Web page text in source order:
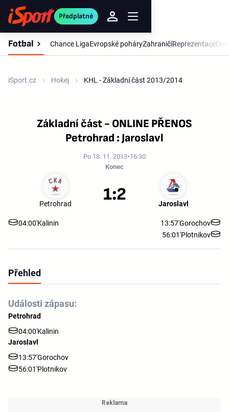
Předplatné
Fotbal Chance LigaEvropské poháryZahraničíReprezentace
iSport.cz Hokej KHL - Základní část 2013/2014
Základní část - ONLINE PŘENOS
Petrohrad : Jaroslavl
Po 18. 11. 2013 16:30
Konec
Petrohrad Jaroslavl
1:2
04:00'Kalinin 13:57'Gorochov
56:01'Plotnikov
Přehled
Události zápasu:
Petrohrad
04:00'Kalinin
Jaroslavl
13:57'Gorochov
56:01'Plotnikov